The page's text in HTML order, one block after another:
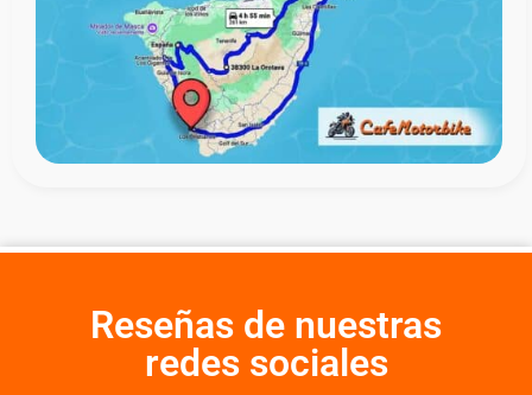
Reseñas de nuestras
redes sociales